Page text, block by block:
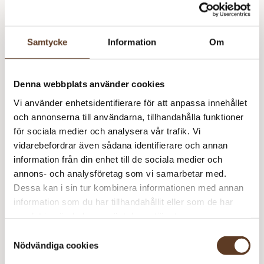
Samtycke Information Om
Denna webbplats använder cookies
Vi använder enhetsidentifierare för att anpassa innehållet
och annonserna till användarna, tillhandahålla funktioner
för sociala medier och analysera vår trafik. Vi
vidarebefordrar även sådana identifierare och annan
information från din enhet till de sociala medier och
annons- och analysföretag som vi samarbetar med.
Dessa kan i sin tur kombinera informationen med annan
information som du har tillhandahållit eller som de har
Nödvändiga cookies
Rekommenderade tillbehör
Parstickor Bambu – 3.00 mm, 35 cm (60 kr)
Parstickor Bambu – 3.50 mm, 35 cm (65 kr)
Prisspecifikation
Namn Pris/st Antal
Total
Hubert
20 kr 1
20 kr
Sisu – 1001 Vit
138 kr